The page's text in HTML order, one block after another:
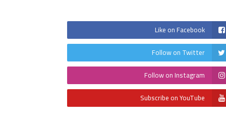
Like on Facebook
Follow on Twitter
Follow on Instagram
Subscribe on YouTube